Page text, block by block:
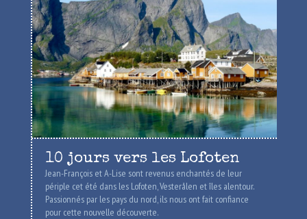
10 jours vers les Lofoten
Jean-François et A-Lise sont revenus enchantés de leur
périple cet été dans les Lofoten, Vesterålen et îles alentour.
Passionnés par les pays du nord, ils nous ont fait confiance
pour cette nouvelle découverte.